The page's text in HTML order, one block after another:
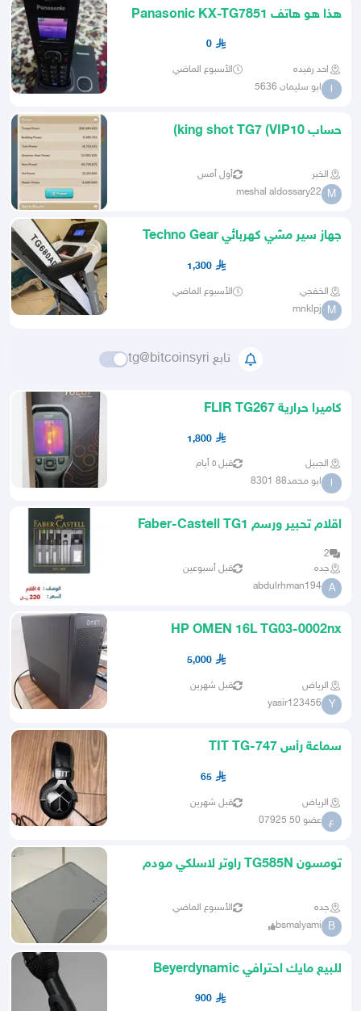
هذا هو هاتف Panasonic KX-TG7851
0
احد رفيده الأسبوع الماضي
ا ابو سليمان 5636
حساب king shot TG7 (VIP10)
الخبر أول أمس
M
meshal aldossary22
جهاز سير مشي كهربائي Techno Gear
1,300
الخفجي الأسبوع الماضي
M
mnklpj
تابع tg@bitcoinsyri
كاميرا حرارية FLIR TG267
1,800
الجبيل قبل ٥ أيام
ا ابو محمد88 8301
اقلام تحبير ورسم Faber-Castell TG1
2
جده
قبل أسبوعين
A
abdulrhman194
HP OMEN 16L TG03-0002nx
5,000
الرياض قبل شهرين
Y
yasir123456
سماعة رأس TIT TG-747
65
الرياض قبل شهرين
ع عضو 50 07925
تومسون TG585N راوتر لاسلكي مودم
جده الأسبوع الماضي
B
bsmalyami
للبيع مايك احترافي Beyerdynamic
900